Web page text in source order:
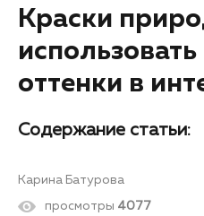
Краски
оттенки в
Содержание статьи:
Карина Батурова
просмотры 4077